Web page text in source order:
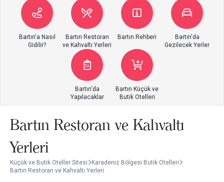
Bartın'a Nasıl
Gidilir?
Bartın Restoran
ve Kahvaltı Yerleri
Bartın Rehberi
Bartın'da
Gezilecek Yerler
Bartın'da
Yapılacaklar
Bartın Küçük ve
Butik Otelleri
Bartın Restoran ve Kahvaltı
Yerleri
Küçük ve Butik Oteller Sitesi
Karadeniz Bölgesi Butik Otelleri
Bartın Restoran ve Kahvaltı Yerleri